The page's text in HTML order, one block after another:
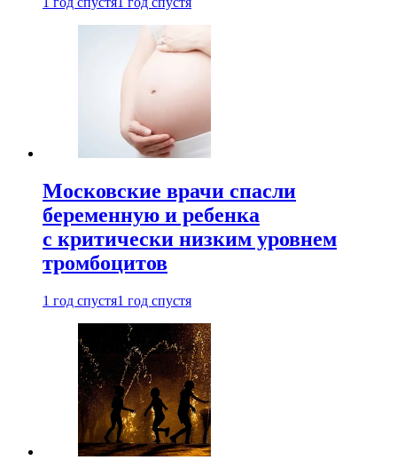
Московские врачи спасли
беременную и ребенка
с критически низким уровнем
тромбоцитов
1 год спустя1 год спустя